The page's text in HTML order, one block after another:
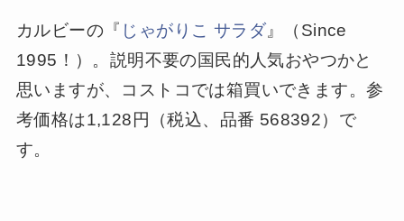
カルビーの『 じゃがりこ サラダ』（Since
1995！）。説明不要の国民的人気おやつかと
思いますが、コストコでは箱買いできます。参
考価格は1,128円（税込、品番 568392）で
す。